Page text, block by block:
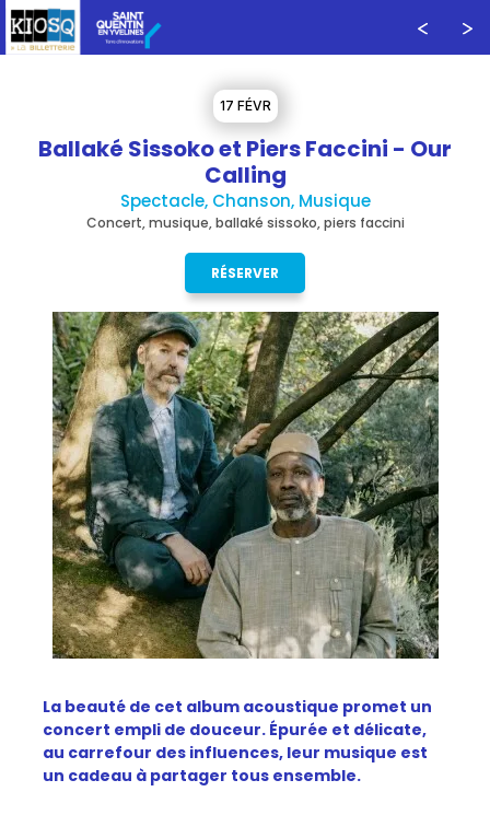
17 FÉVR
Ballaké Sissoko et Piers Faccini - Our
Calling
Spectacle, Chanson, Musique
Concert, musique, ballaké sissoko, piers faccini
RÉSERVER
La beauté de cet album acoustique promet un
concert empli de douceur. Épurée et délicate,
au carrefour des influences, leur musique est
un cadeau à partager tous ensemble.